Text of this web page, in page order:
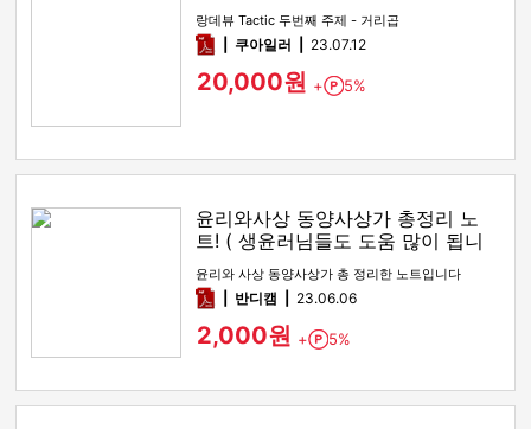
랑데뷰 Tactic 두번째 주제 - 거리곱
pdf쿠아일러 23.07.12
20,000원 + Point
5%
윤리와사상 동양사상가 총정리 노
트! ( 생윤러님들도 도움 많이 됩니
다! )
윤리와 사상 동양사상가 총 정리한 노트입니다
pdf반디캠 23.06.06
2,000원 + Point
5%